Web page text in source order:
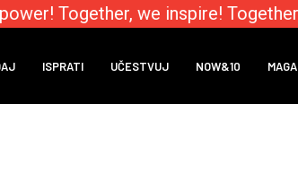
Together, we inspire!
ISPRATI UČESTVUJ NOW&10